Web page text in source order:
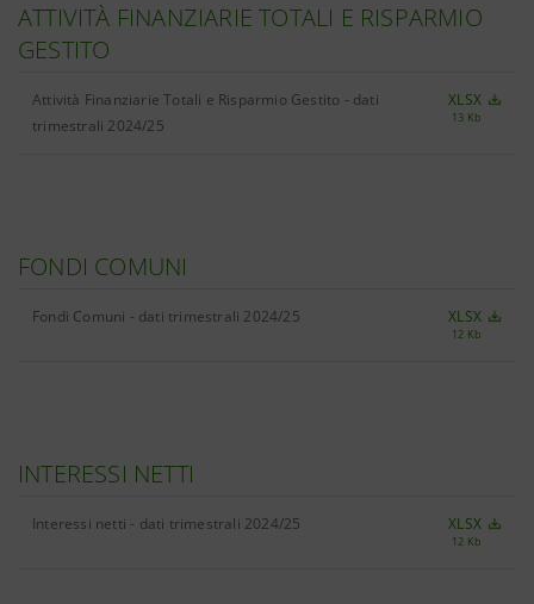
ATTIVITÀ FINANZIARIE TOTALI E RISPARMIO
GESTITO
Attività Finanziarie Totali e Risparmio Gestito - dati
trimestrali 2024/25
XLSX
13 Kb
FONDI COMUNI
Fondi Comuni - dati trimestrali 2024/25 XLSX
12 Kb
INTERESSI NETTI
Interessi netti - dati trimestrali 2024/25 XLSX
12 Kb